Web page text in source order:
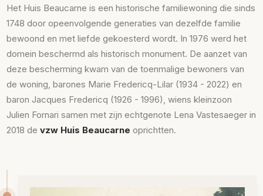
Het Huis Beaucarne is een historische familiewoning die sinds
1748 door opeenvolgende generaties van dezelfde familie
bewoond en met liefde gekoesterd wordt. In 1976 werd het
domein beschermd als historisch monument. De aanzet van
deze bescherming kwam van de toenmalige bewoners van
de woning, barones Marie Fredericq-Lilar (1934 - 2022) en
baron Jacques Fredericq (1926 - 1996), wiens kleinzoon
Julien Fornari samen met zijn echtgenote Lena Vastesaeger in
2018 devzw Huis Beaucarne oprichtten.